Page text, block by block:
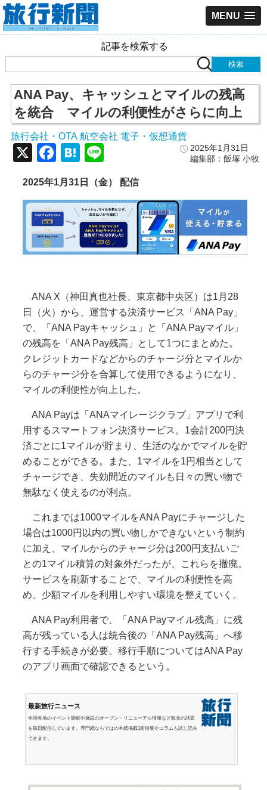
MENU
記事を検索する
ANA Pay、キャッシュとマイルの残高
を統合 マイルの利便性がさらに向上
旅行会社・OTA, 航空会社 電子・仮想通貨
2025年1月31日
編集部：飯塚 小牧
X Facebook
Hatena
2025年1月31日（金） 配信
ANA X（神田真也社長、東京都中央区）は1月28
日（火）から、運営する決済サービス「ANA Pay」
で、「ANA Payキャッシュ」と「ANA Payマイル」
の残高を「ANA Pay残高」として1つにまとめた。
クレジットカードなどからのチャージ分とマイルか
らのチャージ分を合算して使用できるようになり、
マイルの利便性が向上した。
ANA Payは「ANAマイレージクラブ」アプリで利
用するスマートフォン決済サービス。1会計200円決
済ごとに1マイルが貯まり、生活のなかでマイルを貯
めることができる。また、1マイルを1円相当として
チャージでき、失効間近のマイルも日々の買い物で
無駄なく使えるのが利点。
これまでは1000マイルをANA Payにチャージした
場合は1000円以内の買い物しかできないという制約
に加え、マイルからのチャージ分は200円支払いご
との1マイル積算の対象外だったが、これらを撤廃。
サービスを刷新することで、マイルの利便性を高
め、少額マイルを利用しやすい環境を整えていく。
ANA Pay利用者で、「ANA Payマイル残高」に残
高が残っている人は統合後の「ANA Pay残高」へ移
行する手続きが必要。移行手順についてはANA Pay
のアプリ画面で確認できるという。
最新旅行ニュース
全国各地のイベント開催や施設のオープン・リニューアル情報など観光の話題
を毎日配信しています。専門紙ならではの本紙掲載1面特集やコラムも試し読み
できます。